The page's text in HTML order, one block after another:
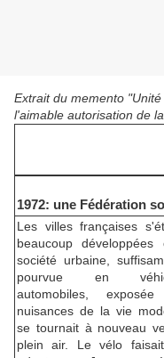
Extrait du memento
l'aimable autorisation de
1972: une Fédération
Les villes françaises
beaucoup
société urbaine,
pourvue en
automobiles,
nuisances de la vie
se tournait à nouveau
plein air. Le vélo